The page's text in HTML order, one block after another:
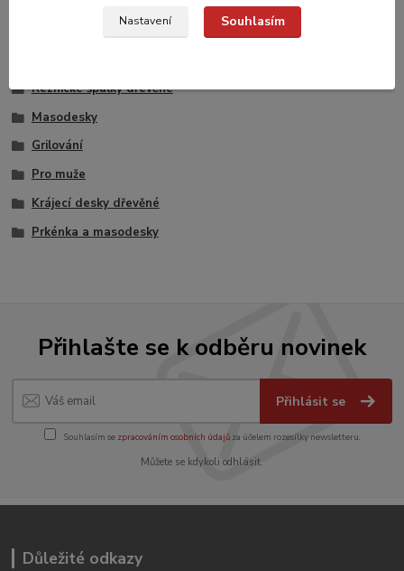
Řeznické špalky dřevěné
Masodesky
Grilování
Pro muže
Krájecí desky dřevěné
Prkénka a masodesky
Přihlašte se k odběru novinek
Přihlásit se
Souhlasím se zpracováním osobních údajůza účelem rozesílky newsletteru.
Můžete se kdykoli odhlásit.
Důležité odkazy
Nastavení Souhlasím